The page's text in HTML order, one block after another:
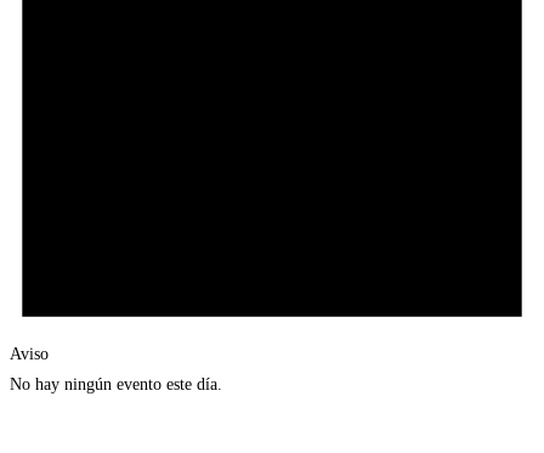
Aviso
No hay ningún evento este día.